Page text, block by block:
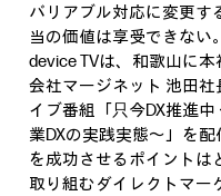
バリアブル対応に変更す
当の価値は享受できない
device TVは、和歌山に
会社マージネット 池田
イブ番組「只今DX推進
業DXの実践実態～」を
を成功させるポイントは
取り組むダイレクトマー